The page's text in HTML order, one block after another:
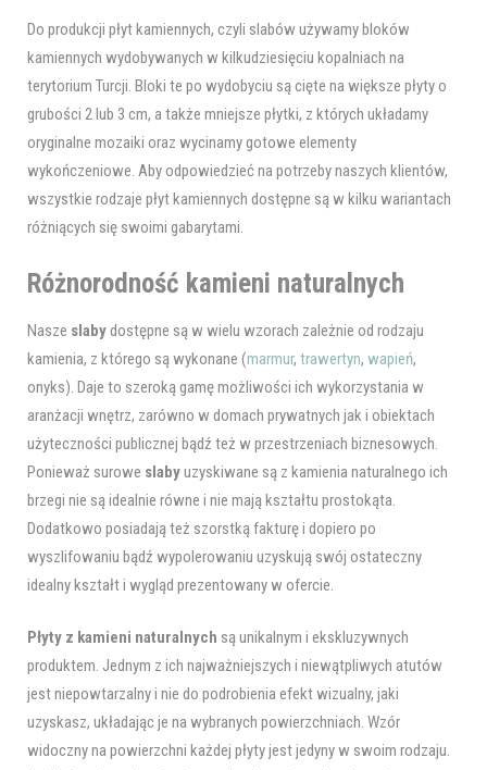
Do produkcji płyt kamiennych, czyli slabów używamy bloków
kamiennych wydobywanych w kilkudziesięciu kopalniach na
terytorium Turcji. Bloki te po wydobyciu są cięte na większe płyty o
grubości 2 lub 3 cm, a także mniejsze płytki, z których układamy
oryginalne mozaiki oraz wycinamy gotowe elementy
wykończeniowe. Aby odpowiedzieć na potrzeby naszych klientów,
wszystkie rodzaje płyt kamiennych dostępne są w kilku wariantach
różniących się swoimi gabarytami.
Różnorodność kamieni naturalnych
Nasze slabydostępne są w wielu wzorach zależnie od rodzaju
kamienia, z którego są wykonane (marmur, trawertyn, wapień,
onyks). Daje to szeroką gamę możliwości ich wykorzystania w
aranżacji wnętrz, zarówno w domach prywatnych jak i obiektach
użyteczności publicznej bądź też w przestrzeniach biznesowych.
Ponieważ surowe slabyuzyskiwane są z kamienia naturalnego ich
brzegi nie są idealnie równe i nie mają kształtu prostokąta.
Dodatkowo posiadają też szorstką fakturę i dopiero po
wyszlifowaniu bądź wypolerowaniu uzyskują swój ostateczny
idealny kształt i wygląd prezentowany w ofercie.
Płyty z kamieni naturalnych są unikalnym i ekskluzywnych
produktem. Jednym z ich najważniejszych i niewątpliwych atutów
jest niepowtarzalny i nie do podrobienia efekt wizualny, jaki
uzyskasz, układając je na wybranych powierzchniach. Wzór
widoczny na powierzchni każdej płyty jest jedyny w swoim rodzaju.